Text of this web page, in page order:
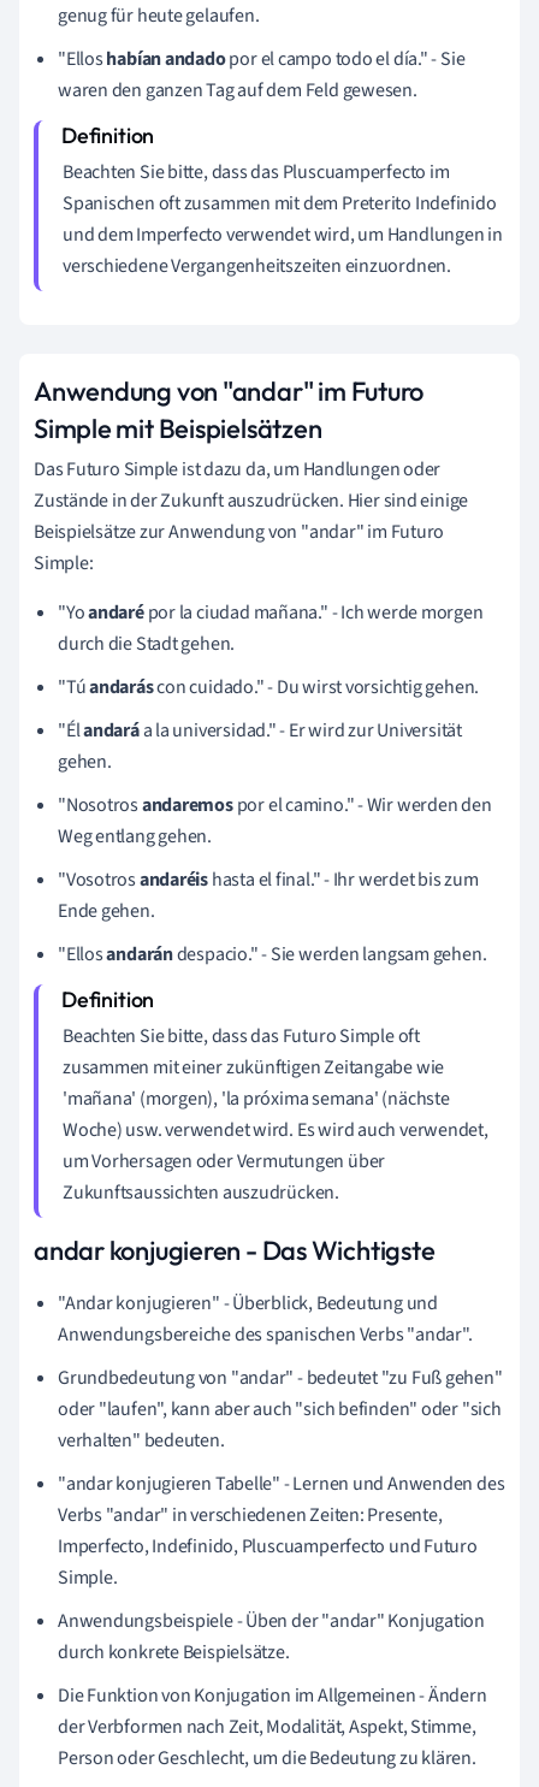
genug für heute gelaufen.
"Elloshabían andadopor el campo todo el día." - Sie
waren den ganzen Tag auf dem Feld gewesen.
Beachten Sie bitte, dass das Pluscuamperfecto im
Spanischen oft zusammen mit dem Preterito Indefinido
und dem Imperfecto verwendet wird, um Handlungen in
verschiedene Vergangenheitszeiten einzuordnen.
Anwendung von "andar" im Futuro
Simple mit Beispielsätzen
Das Futuro Simple ist dazu da, um Handlungen oder
Zustände in der Zukunft auszudrücken. Hier sind einige
Beispielsätze zur Anwendung von "andar" im Futuro
Simple:
"Yoandarépor la ciudad mañana." - Ich werde morgen
durch die Stadt gehen.
"Túandaráscon cuidado." - Du wirst vorsichtig gehen.
"Élandaráa la universidad." - Er wird zur Universität
gehen.
"Nosotrosandaremospor el camino." - Wir werden den
Weg entlang gehen.
"Vosotrosandaréishasta el final." - Ihr werdet bis zum
Ende gehen.
"Ellosandarándespacio." - Sie werden langsam gehen.
Beachten Sie bitte, dass das Futuro Simple oft
zusammen mit einer zukünftigen Zeitangabe wie
'mañana' (morgen), 'la próxima semana' (nächste
Woche) usw. verwendet wird. Es wird auch verwendet,
um Vorhersagen oder Vermutungen über
Zukunftsaussichten auszudrücken.
andar konjugieren - Das Wichtigste
"Andar konjugieren" - Überblick, Bedeutung und
Anwendungsbereiche des spanischen Verbs "andar".
Grundbedeutung von "andar" - bedeutet "zu Fuß gehen"
oder "laufen", kann aber auch "sich befinden" oder "sich
verhalten" bedeuten.
"andar konjugieren Tabelle" - Lernen und Anwenden des
Verbs "andar" in verschiedenen Zeiten: Presente,
Imperfecto, Indefinido, Pluscuamperfecto und Futuro
Simple.
Anwendungsbeispiele - Üben der "andar" Konjugation
durch konkrete Beispielsätze.
Die Funktion von Konjugation im Allgemeinen - Ändern
der Verbformen nach Zeit, Modalität, Aspekt, Stimme,
Person oder Geschlecht, um die Bedeutung zu klären.